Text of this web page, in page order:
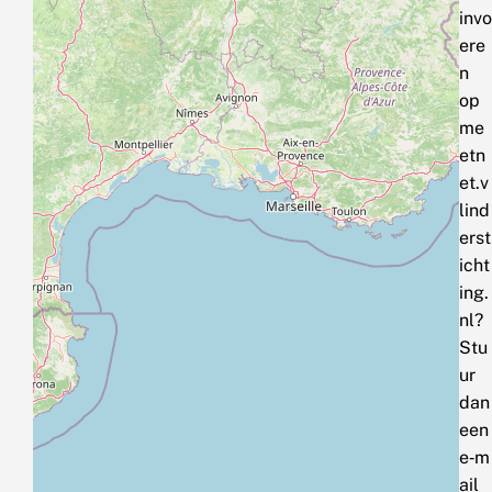
invo
ere
n
op
me
etn
et.v
lind
erst
icht
ing.
nl?
Stu
ur
dan
een
e‑m
ail